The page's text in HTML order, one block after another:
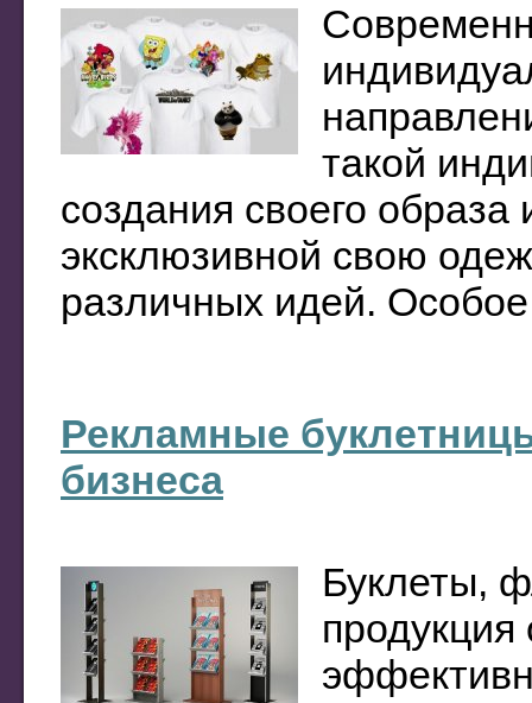
такой
создания своего
эксклюзивной свою
различных идей.
Рекламные
бизнеса
Буклеты,